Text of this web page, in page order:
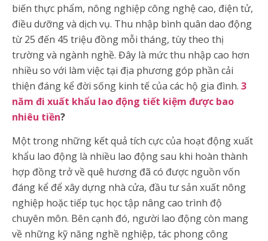
biến thực phẩm, nông nghiệp công nghệ cao, điện tử,
điều dưỡng và dịch vụ. Thu nhập bình quân dao động
từ 25 đến 45 triệu đồng mỗi tháng, tùy theo thị
trường và ngành nghề. Đây là mức thu nhập cao hơn
nhiều so với làm việc tại địa phương góp phần cải
thiện đáng kể đời sống kinh tế của các hộ gia đình. 3
năm đi xuất khẩu lao động tiết kiệm được bao
nhiêu tiền?
Một trong những kết quả tích cực của hoạt động xuất
khẩu lao động là nhiều lao động sau khi hoàn thành
hợp đồng trở về quê hương đã có được nguồn vốn
đáng kể để xây dựng nhà cửa, đầu tư sản xuất nông
nghiệp hoặc tiếp tục học tập nâng cao trình độ
chuyên môn. Bên cạnh đó, người lao động còn mang
về những kỹ năng nghề nghiệp, tác phong công